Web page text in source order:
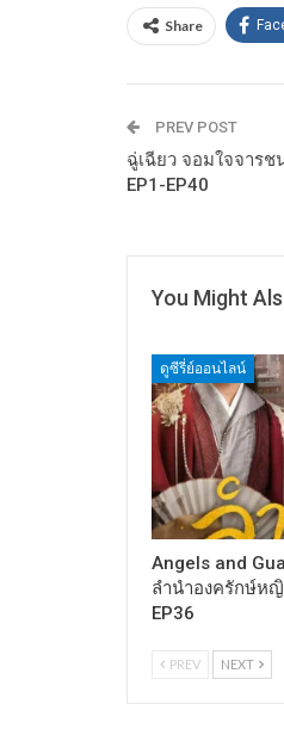
Share
PREV POST
ฉู่เฉียว จอมใจจาร
EP1-EP40
You Might
ดูซีรี่ย์ออนไลน์
Angels and
ลำนำองครักษ์ห
EP36
PREV NEXT